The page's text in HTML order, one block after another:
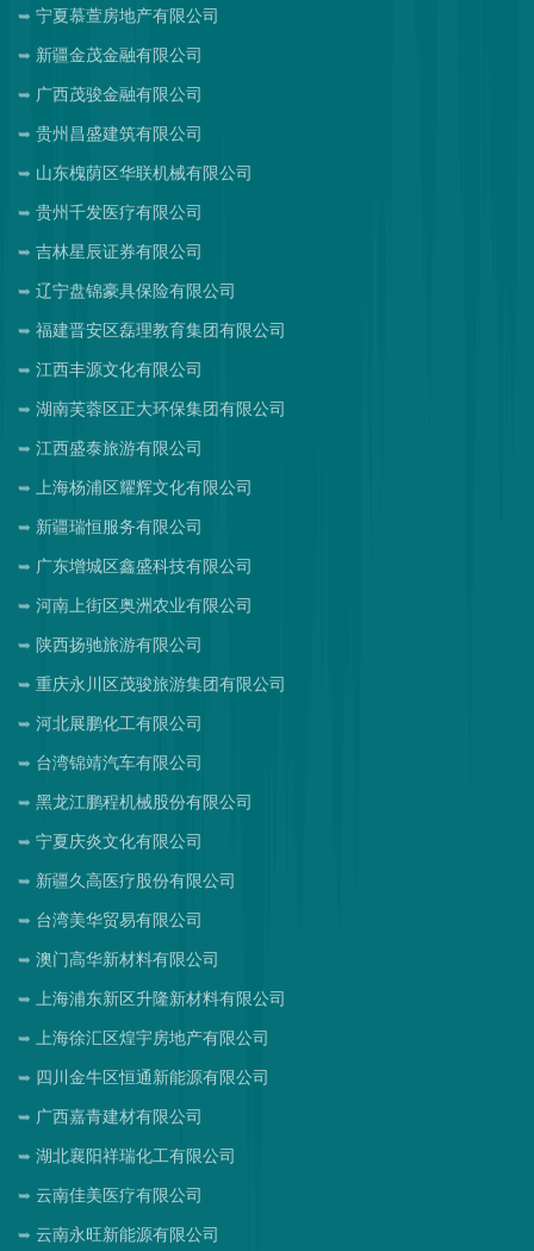
宁夏慕萱房地产有限公司
新疆金茂金融有限公司
广西茂骏金融有限公司
贵州昌盛建筑有限公司
山东槐荫区华联机械有限公司
贵州千发医疗有限公司
吉林星辰证券有限公司
辽宁盘锦豪具保险有限公司
福建晋安区磊理教育集团有限公司
江西丰源文化有限公司
湖南芙蓉区正大环保集团有限公司
江西盛泰旅游有限公司
上海杨浦区耀辉文化有限公司
新疆瑞恒服务有限公司
广东增城区鑫盛科技有限公司
河南上街区奥洲农业有限公司
陕西扬驰旅游有限公司
重庆永川区茂骏旅游集团有限公司
河北展鹏化工有限公司
台湾锦靖汽车有限公司
黑龙江鹏程机械股份有限公司
宁夏庆炎文化有限公司
新疆久高医疗股份有限公司
台湾美华贸易有限公司
澳门高华新材料有限公司
上海浦东新区升隆新材料有限公司
上海徐汇区煌宇房地产有限公司
四川金牛区恒通新能源有限公司
广西嘉青建材有限公司
湖北襄阳祥瑞化工有限公司
云南佳美医疗有限公司
云南永旺新能源有限公司